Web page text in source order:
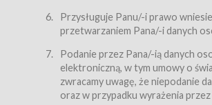
usługę newsletter,
usługę zawierania na
usługę zawierania na
Usługodawca świadczy Usługi
(Dz.U. z 2002 r., Nr 144, poz.
Przysługuje Panu/-i prawo
przetwarzaniem Pana/-i danych
Podanie przez Pana/-ią danych
elektroniczną, w tym umowy o
zwracamy uwagę, że niepodanie
oraz w przypadku wyrażenia